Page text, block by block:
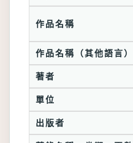
作品名稱
作品名稱（其他語言）
著者
單位
出版者